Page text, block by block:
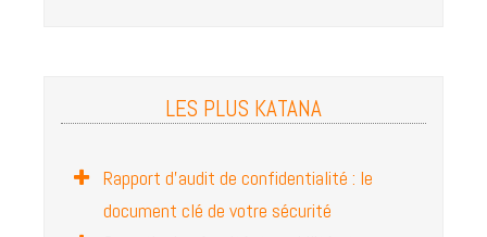
LES PLUS KATANA
Rapport d'audit de confidentialité : le
document clé de votre sécurité